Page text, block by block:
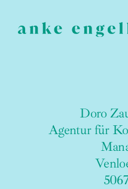
Inhalt
Doro
Agentur für